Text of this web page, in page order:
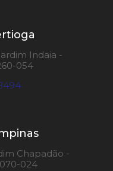
Indaia -
054
Chapadão -
024